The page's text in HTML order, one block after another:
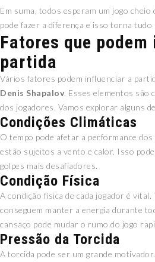
Em suma, todos esperam um jogo cheio
pode fazer a diferença e isso torna
Fatores que
partida
Vários fatores podem influenciar a
Denis Shapalov. Esses elementos são
dos jogadores. Vamos explorar alguns
Condições Climáticas
O tempo pode afetar a performance
estão sujeitos a vento e calor. Isso
golpes mais desafiadores.
Condição Física
A condição física de cada jogador é
conseguem manter a energia durante
cansaço pode mudar o rumo do jogo
Pressão da Torcida
A torcida pode ser um grande